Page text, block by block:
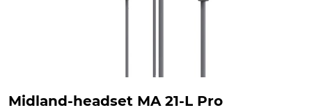
Midland-headset MA 21-L Pro